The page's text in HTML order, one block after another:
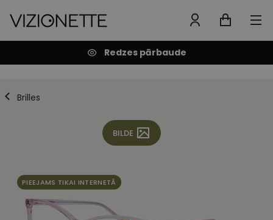
Redzes pārbaude
Brilles
BILDE
PIEEJAMS TIKAI INTERNETĀ